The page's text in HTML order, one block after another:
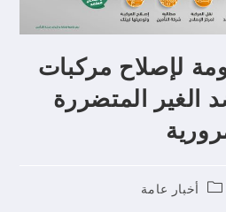
لإصلاح مركبات
الغير المتضررة
أخبار عامة